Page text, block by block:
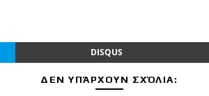
DISQUS
ΔΕΝ ΥΠΆΡΧΟΥΝ ΣΧΌΛΙΑ: